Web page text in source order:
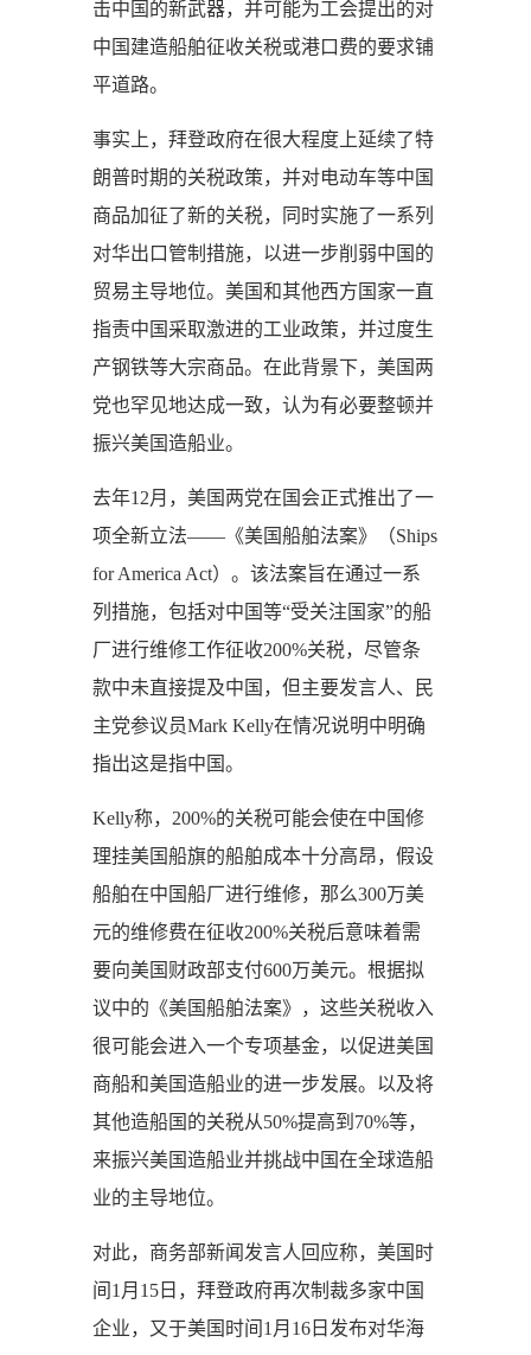
击中国的新武器，并可能为工会提出的对
中国建造船舶征收关税或港口费的要求铺
平道路。
事实上，拜登政府在很大程度上延续了特
朗普时期的关税政策，并对电动车等中国
商品加征了新的关税，同时实施了一系列
对华出口管制措施，以进一步削弱中国的
贸易主导地位。美国和其他西方国家一直
指责中国采取激进的工业政策，并过度生
产钢铁等大宗商品。在此背景下，美国两
党也罕见地达成一致，认为有必要整顿并
振兴美国造船业。
去年12月，美国两党在国会正式推出了一
项全新立法——《美国船舶法案》（Ships
for America Act）。该法案旨在通过一系
列措施，包括对中国等“受关注国家”的船
厂进行维修工作征收200%关税，尽管条
款中未直接提及中国，但主要发言人、民
主党参议员Mark Kelly在情况说明中明确
指出这是指中国。
Kelly称，200%的关税可能会使在中国修
理挂美国船旗的船舶成本十分高昂，假设
船舶在中国船厂进行维修，那么300万美
元的维修费在征收200%关税后意味着需
要向美国财政部支付600万美元。根据拟
议中的《美国船舶法案》，这些关税收入
很可能会进入一个专项基金，以促进美国
商船和美国造船业的进一步发展。以及将
其他造船国的关税从50%提高到70%等，
来振兴美国造船业并挑战中国在全球造船
业的主导地位。
对此，商务部新闻发言人回应称，美国时
间1月15日，拜登政府再次制裁多家中国
企业，又于美国时间1月16日发布对华海